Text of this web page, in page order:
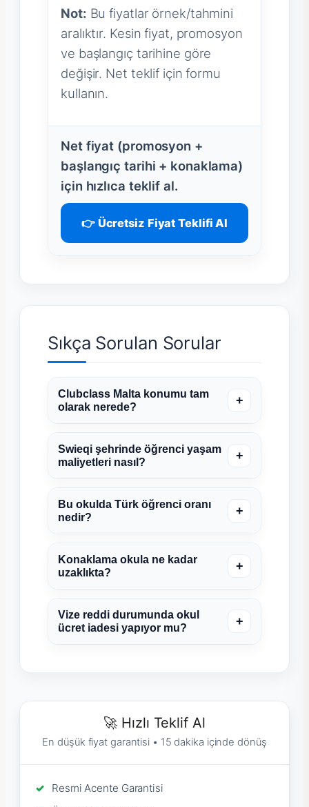
Not: Bu fiyatlar örnek/tahmini
aralıktır. Kesin fiyat, promosyon
ve başlangıç tarihine göre
değişir. Net teklif için formu
kullanın.
Net fiyat (promosyon +
başlangıç tarihi + konaklama)
için hızlıca teklif al.
👉 Ücretsiz Fiyat Teklifi Al
Sıkça Sorulan Sorular
Clubclass Malta konumu tam
olarak nerede?
+
Swieqi şehrinde öğrenci yaşam
maliyetleri nasıl?
+
Bu okulda Türk öğrenci oranı
nedir?
+
Konaklama okula ne kadar
uzaklıkta?
+
Vize reddi durumunda okul
ücret iadesi yapıyor mu?
+
🚀 Hızlı Teklif Al
En düşük fiyat garantisi • 15 dakika içinde dönüş
Resmi Acente Garantisi